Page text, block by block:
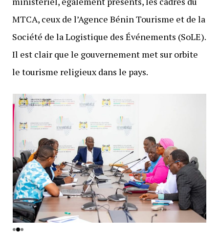
MTCA, ceux de l’Agence Bénin Tourisme et de la
Société de la Logistique des Événements (SoLE).
Il est clair que le gouvernement met sur orbite
le tourisme religieux dans le pays.